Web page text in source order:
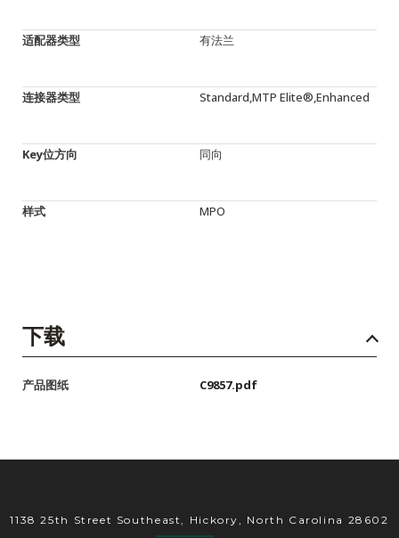
适配器类型 有法兰
连接器类型 Standard,MTP Elite®,Enhanced
Key位方向 同向
样式 MPO
下载
产品图纸 C9857.pdf
1138 25th Street Southeast, Hickory, North Carolina 28602